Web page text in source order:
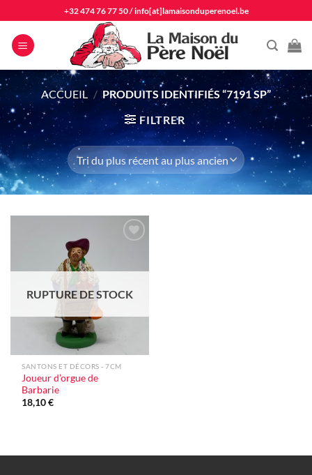
au
contenu
+32 474 76 77 50/info[at]lamaisonduperenoel.be
ACCUEIL / PRODUITS IDENTIFIÉS “7191 SP”
FILTRER
d'envie
RUPTURE DE STOCK
SANTONS ET DÉCORS - 7CM
Joueur d’orgue de
Barbarie
18,10€